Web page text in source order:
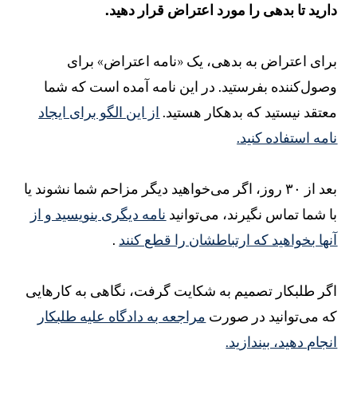
دارید تا بدهی را مورد اعتراض قرار دهید.
برای اعتراض به بدهی، یک «نامه اعتراض» برای
وصول‌کننده بفرستید. در این نامه آمده است که شما
معتقد نیستید که بدهکار هستید.از این الگو برای ایجاد
نامه استفاده کنید.
بعد از ۳۰ روز، اگر می‌خواهید دیگر مزاحم شما نشوند یا
با شما تماس نگیرند، می‌توانیدنامه دیگری بنویسید و از
آنها بخواهید که ارتباطشان را قطع کنند.
اگر طلبکار تصمیم به شکایت گرفت، نگاهی به کارهایی
که می‌توانید در صورت مراجعه به دادگاه علیه طلبکار
انجام دهید، بیندازید.